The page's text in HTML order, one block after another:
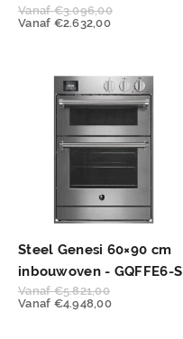
Vanaf€3.096,00
Vanaf €2.632,00
Steel Genesi 60×90 cm
inbouwoven - GQFFE6-S
Vanaf€5.821,00
Vanaf €4.948,00